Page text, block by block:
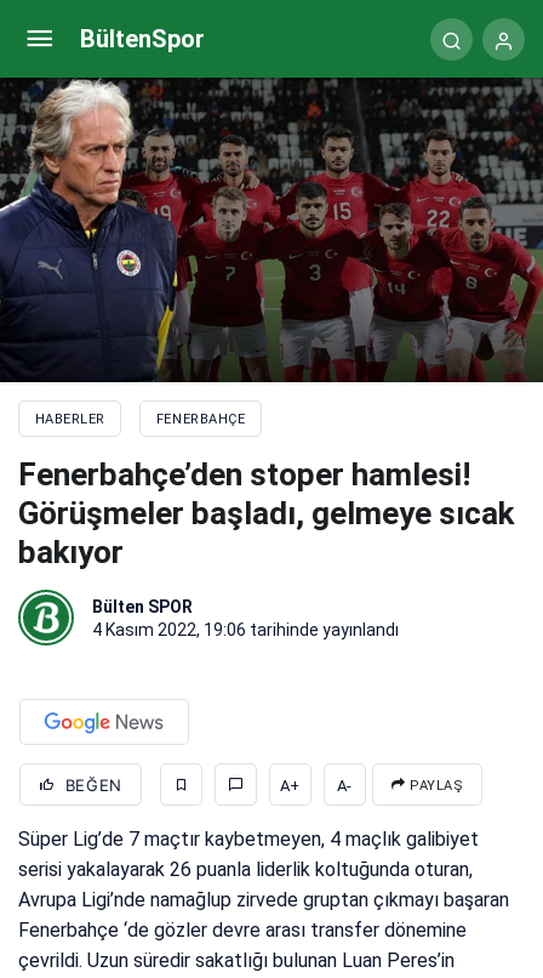
BültenSpor
HABERLER FENERBAHÇE
Fenerbahçe’den stoper hamlesi!
Görüşmeler başladı, gelmeye sıcak
bakıyor
Bülten SPOR
4 Kasım 2022, 19:06 tarihinde yayınlandı
BEĞEN A+ A- PAYLAŞ
Süper Lig’de 7 maçtır kaybetmeyen, 4 maçlık galibiyet
serisi yakalayarak 26 puanla liderlik koltuğunda oturan,
Avrupa Ligi’nde namağlup zirvede gruptan çıkmayı başaran
Fenerbahçe ‘de gözler devre arası transfer dönemine
çevrildi. Uzun süredir sakatlığı bulunan Luan Peres’in
Fenerbahçe lider olunca kasasını doldurdu! Dev
gelir